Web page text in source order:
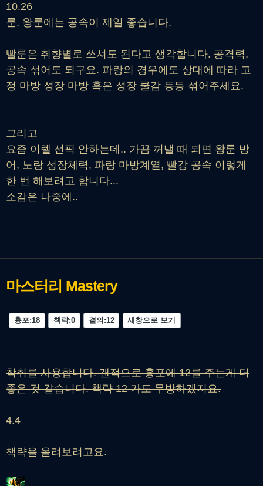
10.26
룬. 왕룬에는 공속이 제일 좋습니다.
빨룬은 취향별로 쓰셔도 된다고 생각합니다. 공격력,
공속 섞어도 되구요. 파랑의 경우에도 상대에 따라 고
정 마방 성장 마방 혹은 성장 쿨감 등등 섞어주세요.
그리고
요즘 이렐 선픽 안하는데.. 가끔 꺼낼 때 되면 왕룬 방
어, 노랑 성장체력, 파랑 마방계열, 빨강 공속 이렇게
한 번 해보려고 합니다...
소감은 나중에..
마스터리 Mastery
흉포:18 책략:0 결의:12 새창으로 보기
착취를 사용합니다. 갠적으로 흉포에 12를 주는게 더
좋은 것 같습니다. 책략 12 가도 무방하겠지요.
4.4
책략을 올려보려고요.